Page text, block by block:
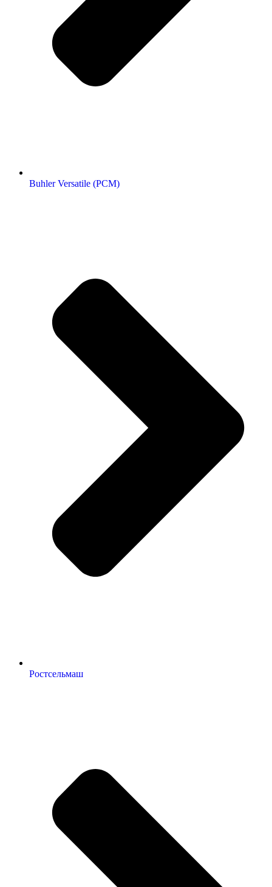
Buhler Versatile (РСМ)
Ростсельмаш